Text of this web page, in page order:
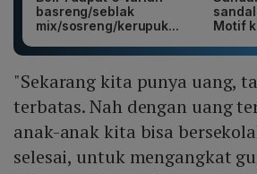
basreng/seblak
mix/sosreng/kerupuk...
Motif
"Sekarang kita punya uang,
terbatas. Nah dengan uang
anak-anak kita bisa
selesai, untuk mengangkat